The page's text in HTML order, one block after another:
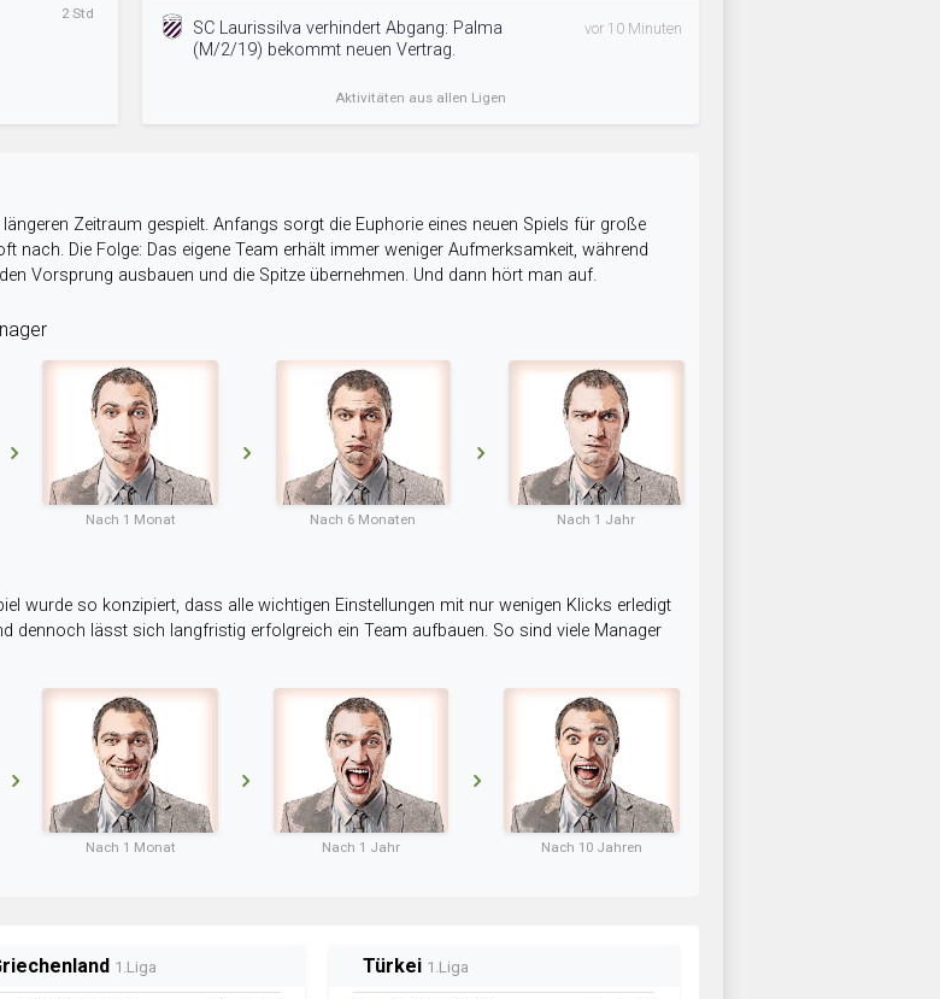
2 Std
SC Laurissilva verhindert Abgang: Palma
(M/2/19) bekommt neuen Vertrag.
vor 10 Minuten
Aktivitäten aus allen Ligen
Zeitraum gespielt. Anfangs sorgt die Euphorie eines neuen Spiels für große
nach. Die Folge: Das eigene Team erhält immer weniger Aufmerksamkeit, während
Vorsprung ausbauen und die Spitze übernehmen. Und dann hört man auf.
Nach 1 Monat Nach 6 Monaten Nach 1 Jahr
wurde so konzipiert, dass alle wichtigen Einstellungen mit nur wenigen Klicks erledigt
dennoch lässt sich langfristig erfolgreich ein Team aufbauen. So sind viele Manager
Nach 1 Monat Nach 1 Jahr Nach 10 Jahren
1.Liga Türkei 1.Liga